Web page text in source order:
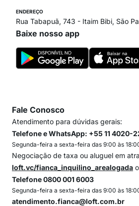
ENDEREÇO
Rua Tabapuã, 743 - Itaim Bibi, São
Baixe nosso app
Fale Conosco
Atendimento para dúvidas gerais:
Telefone e WhatsApp: +55 11 4020-
Segunda-feira a sexta-feira das 9:00 às
Negociação de taxa ou aluguel em
loft.vc/fianca_inquilino_arealogada
Telefone 0800 001 6003
Segunda-feira a sexta-feira das 9:00 às
atendimento.fianca@loft.com.br